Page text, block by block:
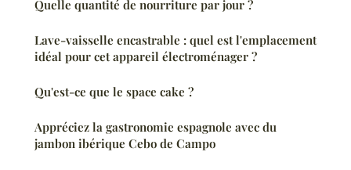
Quelle quantité de nourriture par jour ?
Lave-vaisselle encastrable : quel est l'emplacement
idéal pour cet appareil électroménager ?
Qu'est-ce que le space cake ?
Appréciez la gastronomie espagnole avec du
jambon ibérique Cebo de Campo